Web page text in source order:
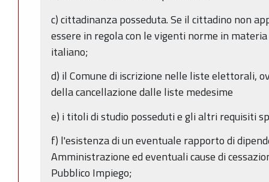
c) cittadinanza posseduta. Se il cittadino non
essere in regola con le vigenti norme in
italiano;
d) il Comune di iscrizione nelle liste elettorali,
della cancellazione dalle liste medesime
e) i titoli di studio posseduti e gli altri requisiti
f) l'esistenza di un eventuale rapporto di
Amministrazione ed eventuali cause di
Pubblico Impiego;